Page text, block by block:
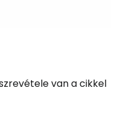
van a cikkel